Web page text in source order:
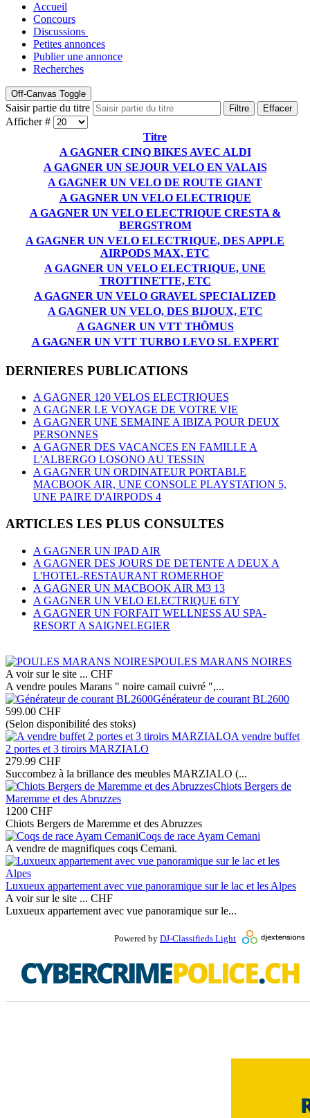
Accueil
Concours
Discussions
Petites annonces
Publier une annonce
Recherches
Off-Canvas Toggle
Saisir partie du titre Filtre Effacer
Afficher #
Titre
A GAGNER CINQ BIKES AVEC ALDI
A GAGNER UN SEJOUR VELO EN VALAIS
A GAGNER UN VELO DE ROUTE GIANT
A GAGNER UN VELO ELECTRIQUE
A GAGNER UN VELO ELECTRIQUE CRESTA &
BERGSTROM
A GAGNER UN VELO ELECTRIQUE, DES APPLE
AIRPODS MAX, ETC
A GAGNER UN VELO ELECTRIQUE, UNE
TROTTINETTE, ETC
A GAGNER UN VELO GRAVEL SPECIALIZED
A GAGNER UN VELO, DES BIJOUX, ETC
A GAGNER UN VTT THÖMUS
A GAGNER UN VTT TURBO LEVO SL EXPERT
DERNIERES PUBLICATIONS
A GAGNER 120 VELOS ELECTRIQUES
A GAGNER LE VOYAGE DE VOTRE VIE
A GAGNER UNE SEMAINE A IBIZA POUR DEUX
PERSONNES
A GAGNER DES VACANCES EN FAMILLE A
L'ALBERGO LOSONO AU TESSIN
A GAGNER UN ORDINATEUR PORTABLE
MACBOOK AIR, UNE CONSOLE PLAYSTATION 5,
UNE PAIRE D'AIRPODS 4
ARTICLES LES PLUS CONSULTES
A GAGNER UN IPAD AIR
A GAGNER DES JOURS DE DETENTE A DEUX A
L'HOTEL-RESTAURANT ROMERHOF
A GAGNER UN MACBOOK AIR M3 13
A GAGNER UN VELO ELECTRIQUE 6TY
A GAGNER UN FORFAIT WELLNESS AU SPA-
RESORT A SAIGNELEGIER
POULES MARANS NOIRES
A voir sur le site ... CHF
A vendre poules Marans " noire camail cuivré ",...
Générateur de courant BL2600
599.00 CHF
(Selon disponibilité des stoks)
A vendre buffet
2 portes et 3 tiroirs MARZIALO
279.99 CHF
Succombez à la brillance des meubles MARZIALO (...
Chiots Bergers de
Maremme et des Abruzzes
1200 CHF
Chiots Bergers de Maremme et des Abruzzes
Coqs de race Ayam Cemani
A vendre de magnifiques coqs Cemani.
Luxueux appartement avec vue panoramique sur le lac et les Alpes
A voir sur le site ... CHF
Luxueux appartement avec vue panoramique sur le...
Powered by DJ-Classifieds Light